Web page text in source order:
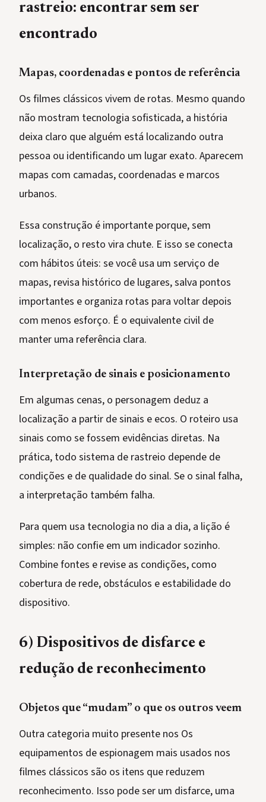
rastreio: encontrar sem ser
encontrado
Mapas, coordenadas e pontos de referência
Os filmes clássicos vivem de rotas. Mesmo quando
não mostram tecnologia sofisticada, a história
deixa claro que alguém está localizando outra
pessoa ou identificando um lugar exato. Aparecem
mapas com camadas, coordenadas e marcos
urbanos.
Essa construção é importante porque, sem
localização, o resto vira chute. E isso se conecta
com hábitos úteis: se você usa um serviço de
mapas, revisa histórico de lugares, salva pontos
importantes e organiza rotas para voltar depois
com menos esforço. É o equivalente civil de
manter uma referência clara.
Interpretação de sinais e posicionamento
Em algumas cenas, o personagem deduz a
localização a partir de sinais e ecos. O roteiro usa
sinais como se fossem evidências diretas. Na
prática, todo sistema de rastreio depende de
condições e de qualidade do sinal. Se o sinal falha,
a interpretação também falha.
Para quem usa tecnologia no dia a dia, a lição é
simples: não confie em um indicador sozinho.
Combine fontes e revise as condições, como
cobertura de rede, obstáculos e estabilidade do
dispositivo.
6) Dispositivos de disfarce e
redução de reconhecimento
Objetos que “mudam” o que os outros veem
Outra categoria muito presente nos Os
equipamentos de espionagem mais usados nos
filmes clássicos são os itens que reduzem
reconhecimento. Isso pode ser um disfarce, uma